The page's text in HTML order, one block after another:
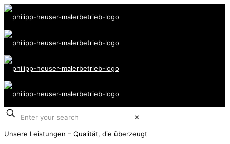
✕
Unsere Leistungen – Qualität, die überzeugt